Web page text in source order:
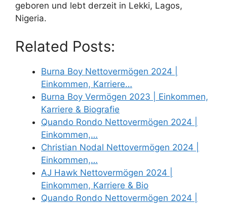
geboren und lebt derzeit in Lekki, Lagos,
Nigeria.
Related Posts:
Burna Boy Nettovermögen 2024 |
Einkommen, Karriere…
Burna Boy Vermögen 2023 | Einkommen,
Karriere & Biografie
Quando Rondo Nettovermögen 2024 |
Einkommen,…
Christian Nodal Nettovermögen 2024 |
Einkommen,…
AJ Hawk Nettovermögen 2024 |
Einkommen, Karriere & Bio
Quando Rondo Nettovermögen 2024 |